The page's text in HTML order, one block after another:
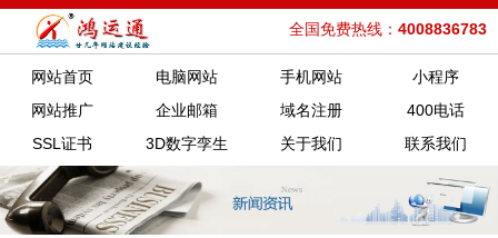
全国免费热线： 4008836783
网站首页 电脑网站 手机网站
小程序
网站推广
企业邮箱 域名注册
400电话
SSL证书
3D数字孪生 关于我们 联系我们